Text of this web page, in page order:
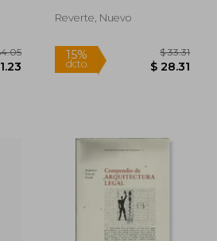
Reverte, Nuevo